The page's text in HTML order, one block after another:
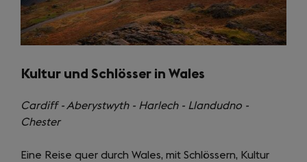
Kultur und Schlösser in Wales
Cardiff - Aberystwyth - Harlech - Llandudno -
Chester
Eine Reise quer durch Wales, mit Schlössern, Kultur